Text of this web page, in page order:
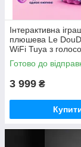
Інтерактивна
плюшева Le
WiFi Tuya з
спілкуванням та
інтелектом
Готово до
3 999 ₴